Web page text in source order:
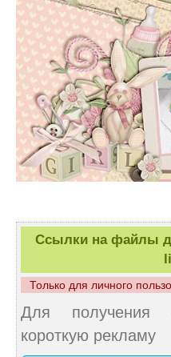
Ссылки на файлы
Только для личного
Для получения
короткую рекламу